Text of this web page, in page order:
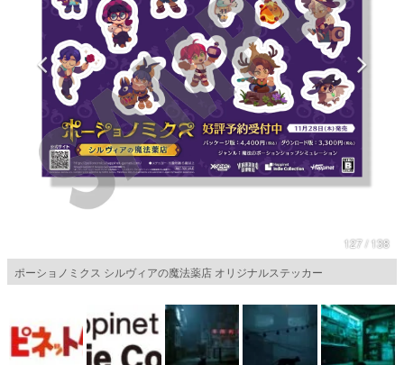
カテゴリ
特集記事
マンガ
女性向け
アプリレビュー
その他
電ファミニコゲーマーとは？
127 / 138
ポーショノミクス シルヴィアの魔法薬店 オリジナルステッカー